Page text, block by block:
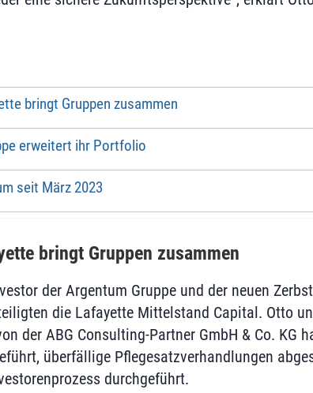
bringt Gruppen zusammen
erweitert ihr Portfolio
seit März 2023
bringt Gruppen zusammen
der Argentum Gruppe und der neuen
die Lafayette Mittelstand Capital. Otto
der ABG Consulting-Partner GmbH & Co. KG
überfällige Pflegesatzverhandlungen
durchgeführt.